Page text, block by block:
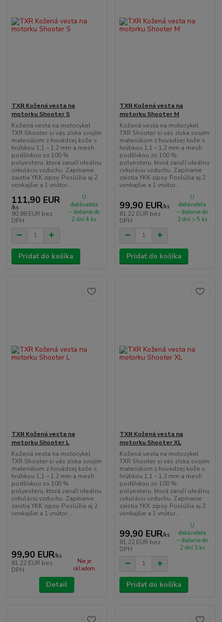
TXR Kožená vesta na
motorku Shooter S
Kožená vesta na motocykel
TXR Shooter si vás získa svojím
materiálom z hovädzej kože s
hrúbkou 1,1 – 1,2 mm a mesh
podšívkou zo 100 %
polyesteru, ktorá zaručí ideálnu
cirkuláciu vzduchu. Zapínanie
zaistia YKK zipsy. Poslúžia aj 2
vonkajšie a 1 vnútor...
111,90 EUR
/ks
90,98 EUR bez
DPH
U
dodávateľa
– dodanie do
2 dní 4 ks
Pridať do košíka
TXR Kožená vesta na
motorku Shooter M
Kožená vesta na motocykel
TXR Shooter si vás získa svojím
materiálom z hovädzej kože s
hrúbkou 1,1 – 1,2 mm a mesh
podšívkou zo 100 %
polyesteru, ktorá zaručí ideálnu
cirkuláciu vzduchu. Zapínanie
zaistia YKK zipsy. Poslúžia aj 2
vonkajšie a 1 vnútor...
99,90 EUR/ks
81,22 EUR bez
DPH
U
dodávateľa
– dodanie do
2 dní > 5 ks
Pridať do košíka
TXR Kožená vesta na
motorku Shooter L
Kožená vesta na motocykel
TXR Shooter si vás získa svojím
materiálom z hovädzej kože s
hrúbkou 1,1 – 1,2 mm a mesh
podšívkou zo 100 %
polyesteru, ktorá zaručí ideálnu
cirkuláciu vzduchu. Zapínanie
zaistia YKK zipsy. Poslúžia aj 2
vonkajšie a 1 vnútor...
99,90 EUR/ks
81,22 EUR bez
DPH
Nie je
skladom
Detail
TXR Kožená vesta na
motorku Shooter XL
Kožená vesta na motocykel
TXR Shooter si vás získa svojím
materiálom z hovädzej kože s
hrúbkou 1,1 – 1,2 mm a mesh
podšívkou zo 100 %
polyesteru, ktorá zaručí ideálnu
cirkuláciu vzduchu. Zapínanie
zaistia YKK zipsy. Poslúžia aj 2
vonkajšie a 1 vnútor...
99,90 EUR/ks
81,22 EUR bez
DPH
U
dodávateľa
– dodanie do
2 dní 3 ks
Pridať do košíka